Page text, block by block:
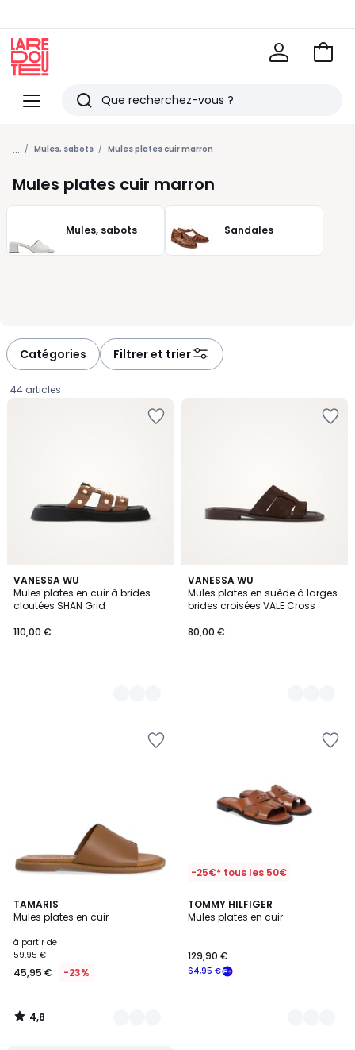
Menu
Redoute
Rechercher
Derniers
articles
vus
Voir
... Mules, sabots Mules plates cuir marron
Mules plates cuir marron
Mules, sabots Sandales
Catégories Filtrer et trier
44 articles
VANESSA WU
Mules plates en cuir à brides
cloutées SHAN Grid
€.
110,00 €
2
Couleurs
VANESSA WU
Mules plates en suède à larges
brides croisées VALE Cross
80,00 €
3
Couleurs
TAMARIS
Mules plates en cuir
à partir de
59,95 €
45,95 € -23%
4,8
/ 5
6
Couleurs
4,8
/
-25€* tous les 50€
TOMMY HILFIGER
Mules plates en cuir
64,95 €
129,90 €
2
Couleurs